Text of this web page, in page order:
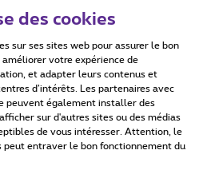
Accessibility statement
Proximus
consommateur
des cookies
sur ses sites web pour assurer le bon
votre expérience de
et adapter leurs contenus et
d’intérêts. Les partenaires avec
peuvent également installer des
sur d'autres sites ou des médias
de vous intéresser. Attention, le
peut entraver le bon fonctionnement du